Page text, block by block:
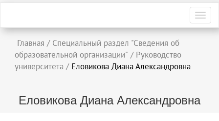
Главная / Специальный раздел "Сведения об
образовательной организации" / Руководство
университета / Еловикова Диана Александровна
Еловикова Диана Александровна